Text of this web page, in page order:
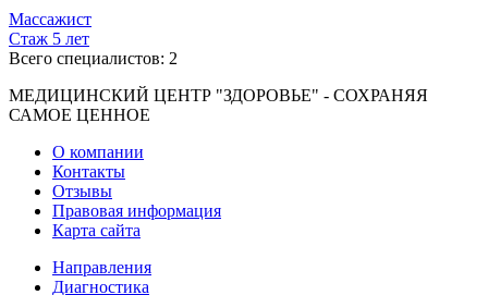
Массажист
Стаж 5 лет
Всего специалистов: 2
МЕДИЦИНСКИЙ ЦЕНТР "ЗДОРОВЬЕ" - СОХРАНЯЯ
САМОЕ ЦЕННОЕ
О компании
Контакты
Отзывы
Правовая информация
Карта сайта
Направления
Диагностика